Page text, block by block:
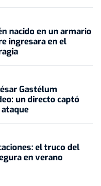
nacido en un armario
ingresara en el
Gastélum
un directo captó
el truco del
en verano